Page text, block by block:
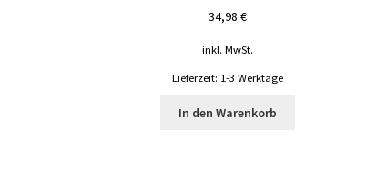
34,98 €
inkl. MwSt.
Lieferzeit: 1-3 Werktage
In den Warenkorb